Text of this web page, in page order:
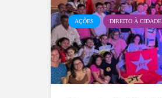
AÇÕES DIREITO À CIDADE